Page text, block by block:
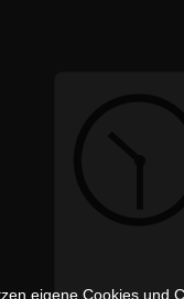
eigene Cookies und